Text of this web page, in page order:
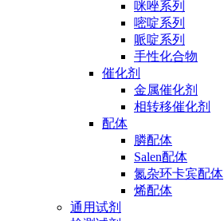
咪唑系列
嘧啶系列
哌啶系列
手性化合物
催化剂
金属催化剂
相转移催化剂
配体
膦配体
Salen配体
氮杂环卡宾配体
烯配体
通用试剂